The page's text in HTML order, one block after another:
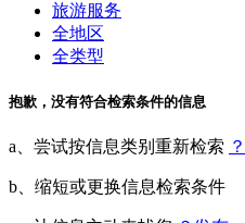
旅游服务
全地区
全类型
抱歉，没有符合检索条件的信息
a、尝试按信息类别重新检索
b、缩短或更换信息检索条件